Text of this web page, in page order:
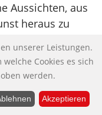
Aussichten, aus
heraus zu
von Altenbockum
der
unserer Leistungen.
Cookies es sich
werden.
Akzeptieren